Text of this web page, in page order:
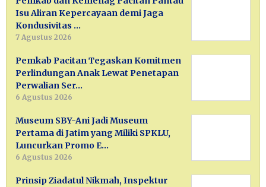
Isu Aliran Kepercayaan demi Jaga
Kondusivitas …
7 Agustus 2026
Pemkab Pacitan Tegaskan Komitmen
Perlindungan Anak Lewat Penetapan
Perwalian Ser…
6 Agustus 2026
Museum SBY-Ani Jadi Museum
Pertama di Jatim yang Miliki SPKLU,
Luncurkan Promo E…
6 Agustus 2026
Prinsip Ziadatul Nikmah, Inspektur